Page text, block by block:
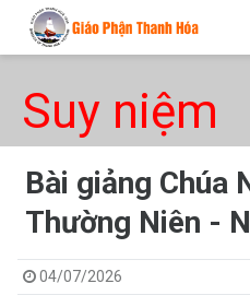
Suy niệm
Bài giảng Chúa
Thường Niên -
04/07/2026